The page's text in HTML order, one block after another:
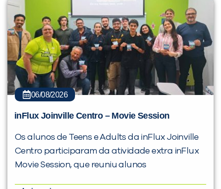
06/08/2026
inFlux Joinville Centro – Movie Session
Os alunos de Teens e Adults da inFlux Joinville
Centro participaram da atividade extra inFlux
Movie Session, que reuniu alunos